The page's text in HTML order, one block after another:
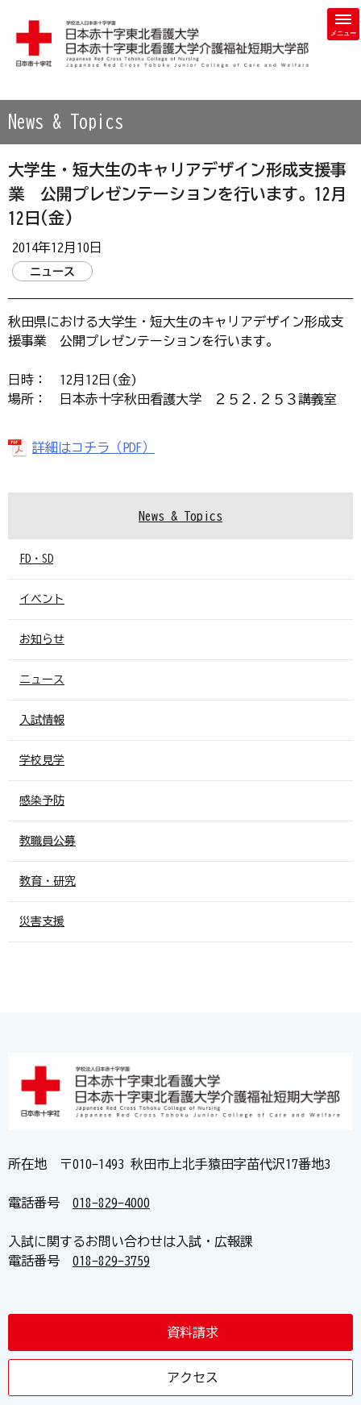
学校法人 日本赤十字学園 日本赤十字東北看護大学・日本赤
News & Topics
大学生・短大生のキャリアデザイン形成支援事
業 公開プレゼンテーションを行います。12月
12日(金)
2014年12月10日
ニュース
秋田県における大学生・短大生のキャリアデザイン形成支
援事業 公開プレゼンテーションを行います。
日時： 12月12日(金)
場所： 日本赤十字秋田看護大学 ２５２.２５３講義室
詳細はコチラ（PDF）
News & Topics
FD・SD
イベント
お知らせ
ニュース
入試情報
学校見学
感染予防
教職員公募
教育・研究
災害支援
所在地 〒010-1493 秋田市上北手猿田字苗代沢17番地3
電話番号 018-829-4000
入試に関するお問い合わせは入試・広報課
電話番号 018-829-3759
資料請求
アクセス